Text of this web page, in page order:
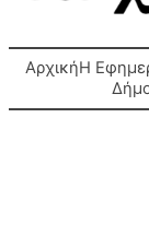
ΑρχικήΗ